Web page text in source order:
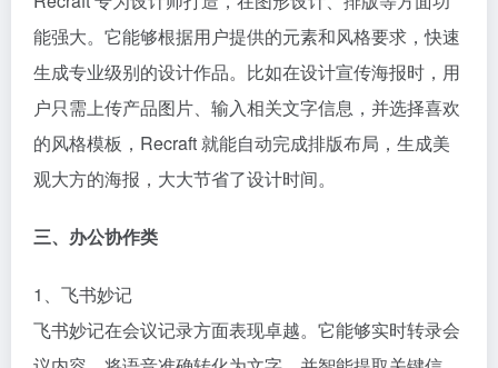
能强大。它能够根据用户提供的元素和风格要求，快速
生成专业级别的设计作品。比如在设计宣传海报时，用
户只需上传产品图片、输入相关文字信息，并选择喜欢
的风格模板，Recraft 就能自动完成排版布局，生成美
观大方的海报，大大节省了设计时间。​
三、办公协作类​
1、飞书妙记​
飞书妙记在会议记录方面表现卓越。它能够实时转录会